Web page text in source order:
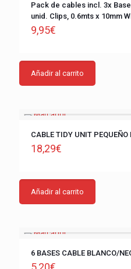
Pack de cables incl. 3x
unid. Clips, 0.6mts x 10mm
9,95€
Añadir al carrito
CABLE TIDY UNIT PEQUEÑO
18,29€
Añadir al carrito
6 BASES CABLE BLANCO/